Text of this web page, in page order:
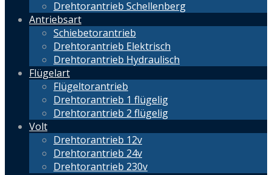
Drehtorantrieb Schellenberg
Antriebsart
Schiebetorantrieb
Drehtorantrieb Elektrisch
Drehtorantrieb Hydraulisch
Flügelart
Flügeltorantrieb
Drehtorantrieb 1 flügelig
Drehtorantrieb 2 flügelig
Volt
Drehtorantrieb 12v
Drehtorantrieb 24v
Drehtorantrieb 230v